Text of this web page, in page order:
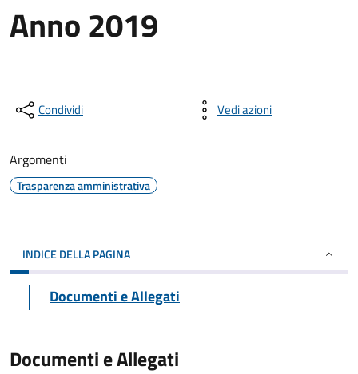
Anno 2019
Condividi Vedi azioni
Argomenti
Trasparenza amministrativa
INDICE DELLA PAGINA
Documenti e Allegati
Documenti e Allegati